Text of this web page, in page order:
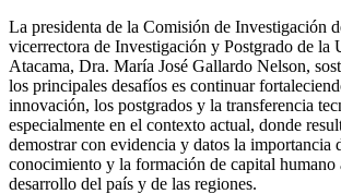
La presidenta de la Comisión de Investigación
vicerrectora de Investigación y Postgrado de la
Atacama, Dra. María José Gallardo Nelson,
los principales desafíos es continuar
innovación, los postgrados y la transferencia
especialmente en el contexto actual, donde
demostrar con evidencia y datos la importancia
conocimiento y la formación de capital humano
desarrollo del país y de las regiones.